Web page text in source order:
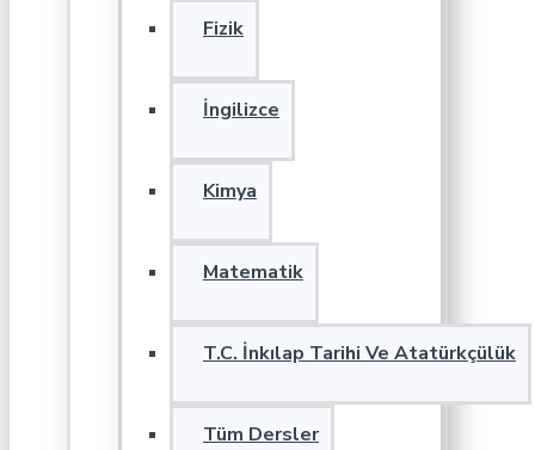
Fizik
İngilizce
Kimya
Matematik
T.C. İnkılap Tarihi Ve Atatürkçülük
Tüm Dersler